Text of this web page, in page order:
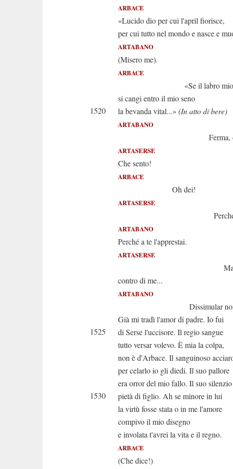
ARBACE
«Lucido dio per cui l'april fiorisce,
per cui tutto nel mondo e nasce e
ARTABANO
(Misero me).
ARBACE
«Se il labro mio
si cangi entro il mio seno
1520
la bevanda vital...» (In atto di bere)
ARTABANO
Ferma, è
ARTASERSE
Che sento!
ARBACE
Oh dei!
ARTASERSE
Perché finor
ARTABANO
Perché a te l'apprestai.
ARTASERSE
Ma qual
contro di me...
ARTABANO
Dissimular non
Già mi tradì l'amor di padre. Io fui
1525
di Serse l'uccisore. Il regio sangue
tutto versar volevo. È mia la colpa,
non è d'Arbace. Il sanguinoso
per celarlo io gli diedi. Il suo pallore
era orror del mio fallo. Il suo silenzio
1530
pietà di figlio. Ah se minore in lui
la virtù fosse stata o in me l'amore
compivo il mio disegno
e involata t'avrei la vita e il regno.
ARBACE
(Che dice!)